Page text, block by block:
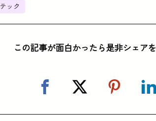
ック
この記事が面白かったら是非シェア